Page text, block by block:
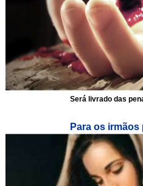
Será livrado das
Para os